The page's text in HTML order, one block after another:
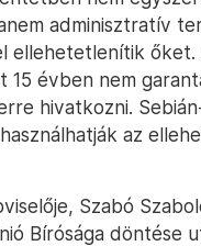
adminisztratív
ellehetetlenítik
15 évben nem
hivatkozni.
az
Szabó
Bírósága döntése